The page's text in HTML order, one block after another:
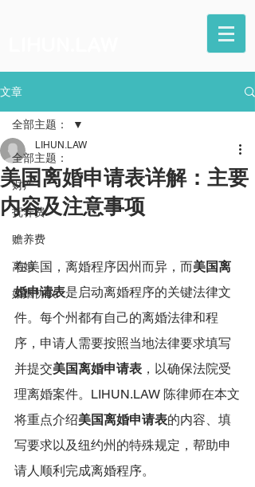
文章
全部主题：
财产
抚养费
赡养费
离婚
婚姻协议
全部主题：
美国离婚申请表详解：主要
内容及注意事项
LIHUN.LAW
在美国，离婚程序因州而异，而美国离
婚申请表是启动离婚程序的关键法律文
件。每个州都有自己的离婚法律和程
序，申请人需要按照当地法律要求填写
并提交美国离婚申请表 ，以确保法院受
理离婚案件。LIHUN.LAW 陈律师在本文
将重点介绍美国离婚申请表的内容、填
写要求以及纽约州的特殊规定，帮助申
请人顺利完成离婚程序。